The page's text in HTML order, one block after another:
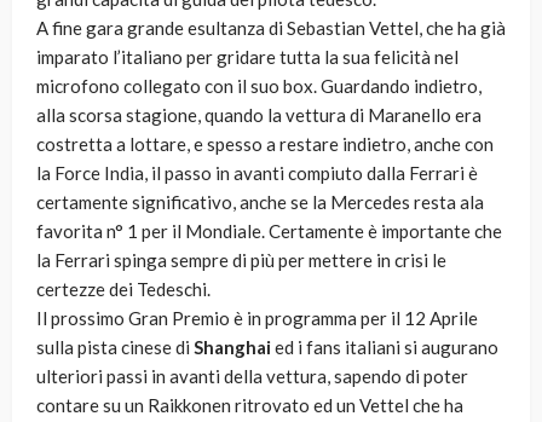
A fine gara grande esultanza di Sebastian Vettel, che ha già
imparato l’italiano per gridare tutta la sua felicità nel
microfono collegato con il suo box. Guardando indietro,
alla scorsa stagione, quando la vettura di Maranello era
costretta a lottare, e spesso a restare indietro, anche con
la Force India, il passo in avanti compiuto dalla Ferrari è
certamente significativo, anche se la Mercedes resta ala
favorita n° 1 per il Mondiale. Certamente è importante che
la Ferrari spinga sempre di più per mettere in crisi le
certezze dei Tedeschi.
Il prossimo Gran Premio è in programma per il 12 Aprile
sulla pista cinese di Shanghaied i fans italiani si augurano
ulteriori passi in avanti della vettura, sapendo di poter
contare su un Raikkonen ritrovato ed un Vettel che ha